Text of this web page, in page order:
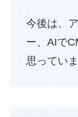
今後は、
ー、AIで
思っていま